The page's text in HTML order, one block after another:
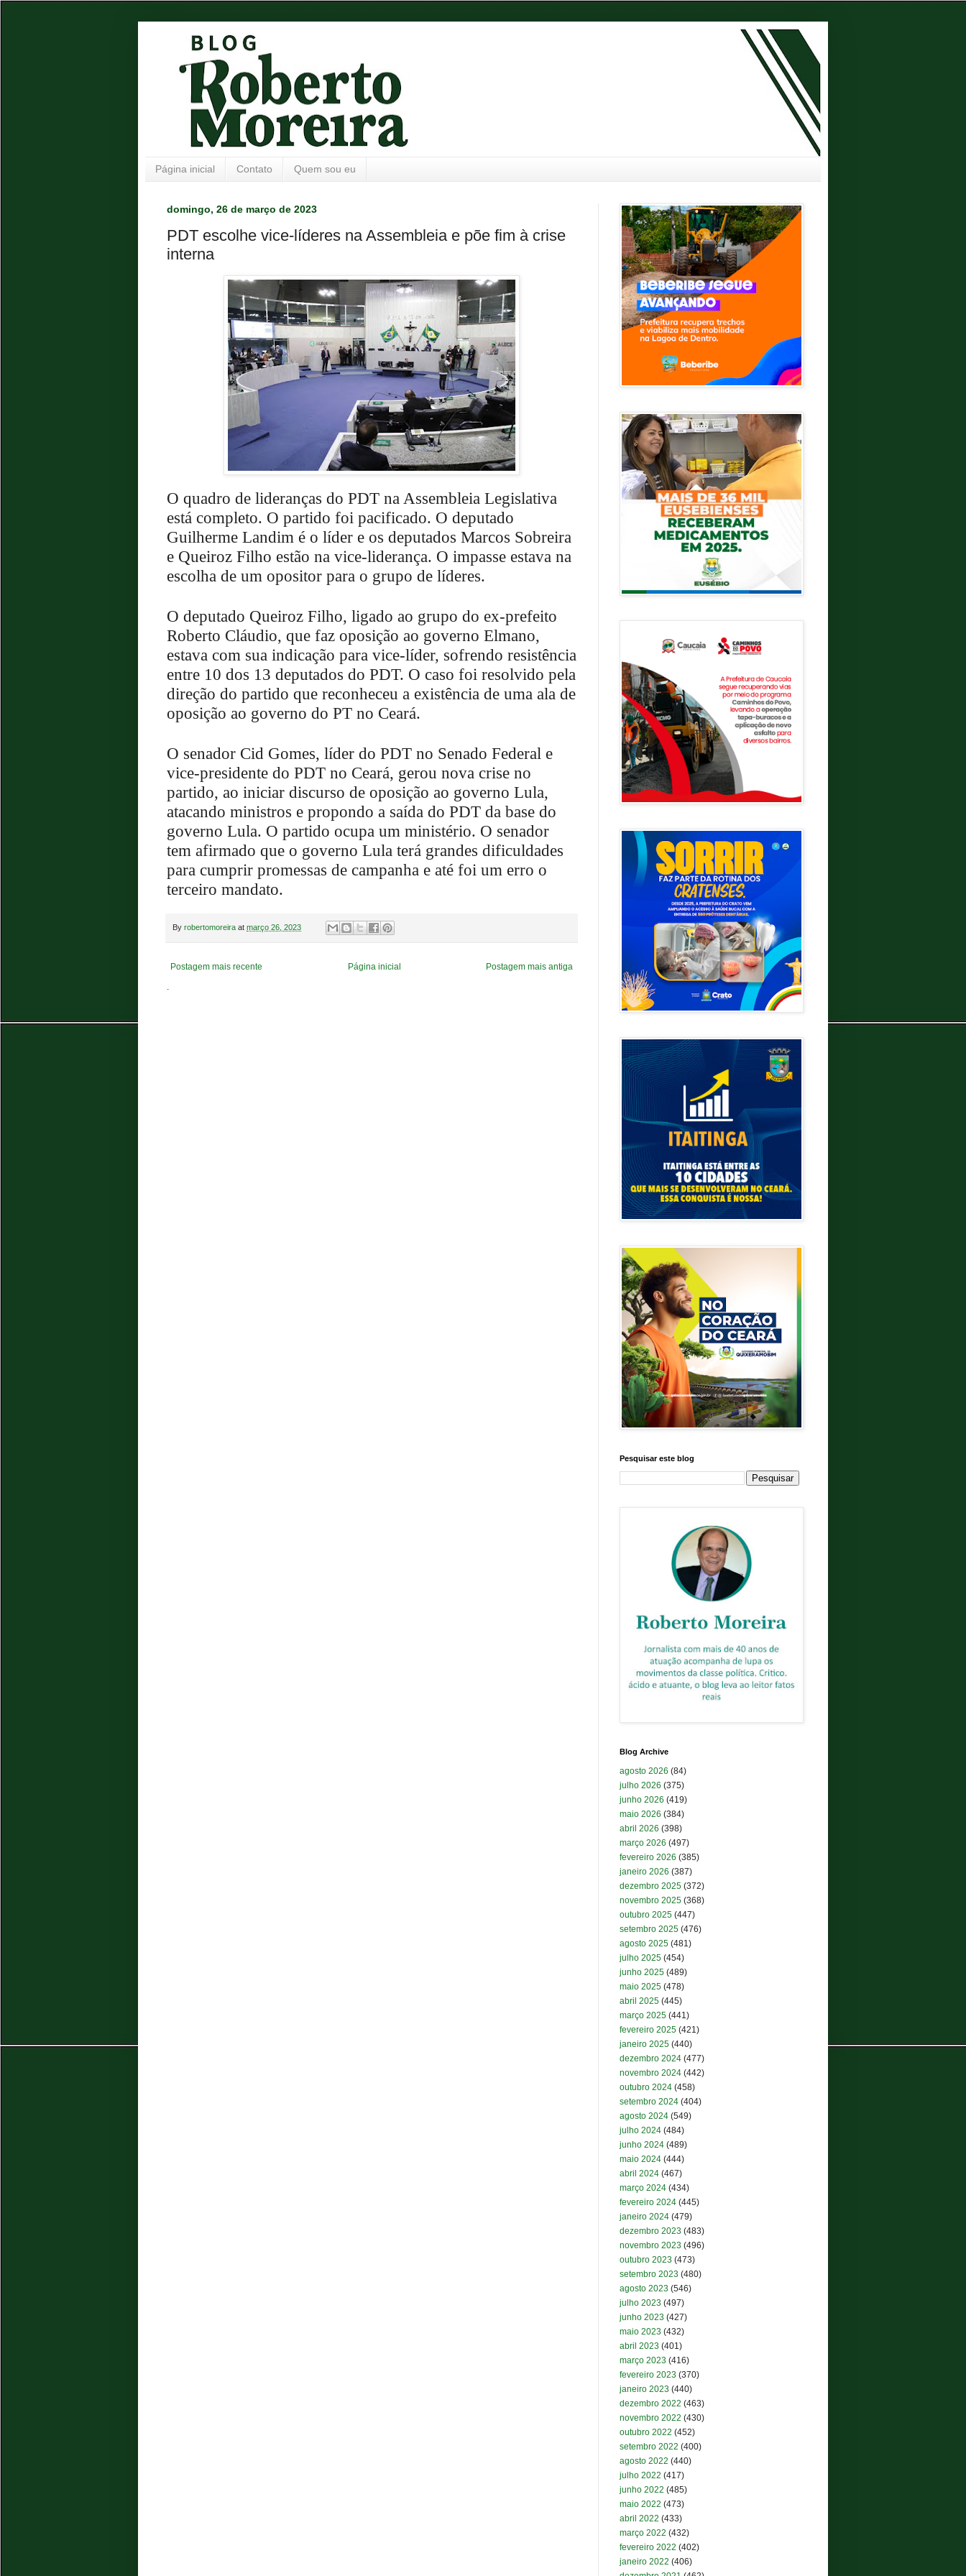
Página inicial Contato Quem sou eu
domingo, 26 de março de 2023
PDT escolhe vice-líderes na Assembleia e põe fim à crise
interna
O quadro de lideranças do PDT na Assembleia Legislativa
está completo. O partido foi pacificado. O deputado
Guilherme Landim é o líder e os deputados Marcos Sobreira
e Queiroz Filho estão na vice-liderança. O impasse estava na
escolha de um opositor para o grupo de líderes.
O deputado Queiroz Filho, ligado ao grupo do ex-prefeito
Roberto Cláudio, que faz oposição ao governo Elmano,
estava com sua indicação para vice-líder, sofrendo resistência
entre 10 dos 13 deputados do PDT. O caso foi resolvido pela
direção do partido que reconheceu a existência de uma ala de
oposição ao governo do PT no Ceará.
O senador Cid Gomes, líder do PDT no Senado Federal e
vice-presidente do PDT no Ceará, gerou nova crise no
partido, ao iniciar discurso de oposição ao governo Lula,
atacando ministros e propondo a saída do PDT da base do
governo Lula. O partido ocupa um ministério. O senador
tem afirmado que o governo Lula terá grandes dificuldades
para cumprir promessas de campanha e até foi um erro o
terceiro mandato.
By robertomoreira at março 26, 2023
Postagem mais recente Postagem mais antiga
Página inicial
.
Pesquisar este blog
Blog Archive
agosto 2026 (84)
julho 2026 (375)
junho 2026 (419)
maio 2026 (384)
abril 2026 (398)
março 2026 (497)
fevereiro 2026 (385)
janeiro 2026 (387)
dezembro 2025 (372)
novembro 2025 (368)
outubro 2025 (447)
setembro 2025 (476)
agosto 2025 (481)
julho 2025 (454)
junho 2025 (489)
maio 2025 (478)
abril 2025 (445)
março 2025 (441)
fevereiro 2025 (421)
janeiro 2025 (440)
dezembro 2024 (477)
novembro 2024 (442)
outubro 2024 (458)
setembro 2024 (404)
agosto 2024 (549)
julho 2024 (484)
junho 2024 (489)
maio 2024 (444)
abril 2024 (467)
março 2024 (434)
fevereiro 2024 (445)
janeiro 2024 (479)
dezembro 2023 (483)
novembro 2023 (496)
outubro 2023 (473)
setembro 2023 (480)
agosto 2023 (546)
julho 2023 (497)
junho 2023 (427)
maio 2023 (432)
abril 2023 (401)
março 2023 (416)
fevereiro 2023 (370)
janeiro 2023 (440)
dezembro 2022 (463)
novembro 2022 (430)
outubro 2022 (452)
setembro 2022 (400)
agosto 2022 (440)
julho 2022 (417)
junho 2022 (485)
maio 2022 (473)
abril 2022 (433)
março 2022 (432)
fevereiro 2022 (402)
janeiro 2022 (406)